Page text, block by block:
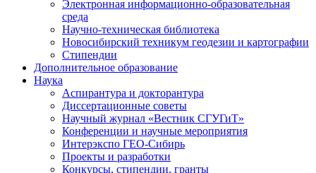
Электронная информационно-образовательная
среда
Научно-техническая библиотека
Новосибирский техникум геодезии и картографии
Стипендии
Дополнительное образование
Наука
Аспирантура и докторантура
Диссертационные советы
Научный журнал «Вестник СГУГиТ»
Конференции и научные мероприятия
Интерэкспо ГЕО-Сибирь
Проекты и разработки
Конкурсы, стипендии, гранты